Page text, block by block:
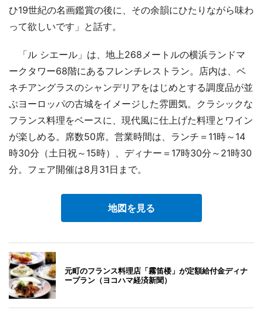
ひ19世紀の名画鑑賞の後に、その余韻にひたりながら味わ
って欲しいです」と話す。
「ル シエール」は、地上268メートルの横浜ランドマ
ークタワー68階にあるフレンチレストラン。店内は、ベ
ネチアングラスのシャンデリアをはじめとする調度品が並
ぶヨーロッパの古城をイメージした雰囲気。クラシックな
フランス料理をベースに、現代風に仕上げた料理とワイン
が楽しめる。席数50席。営業時間は、ランチ＝11時～14
時30分（土日祝～15時）、ディナー＝17時30分～21時30
分。フェア開催は8月31日まで。
地図を見る
元町のフランス料理店「霧笛楼」が定額給付金ディナ
ープラン（ヨコハマ経済新聞）